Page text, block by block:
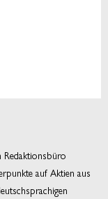
Redaktionsbüro
auf Aktien aus